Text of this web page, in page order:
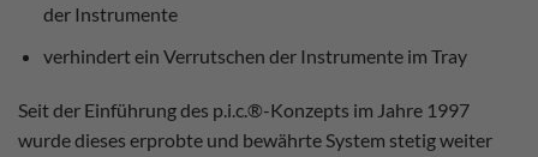
der Instrumente
verhindert ein Verrutschen der Instrumente im Tray
Seit der Einführung des p.i.c.®-Konzepts im Jahre 1997
wurde dieses erprobte und bewährte System stetig weiter